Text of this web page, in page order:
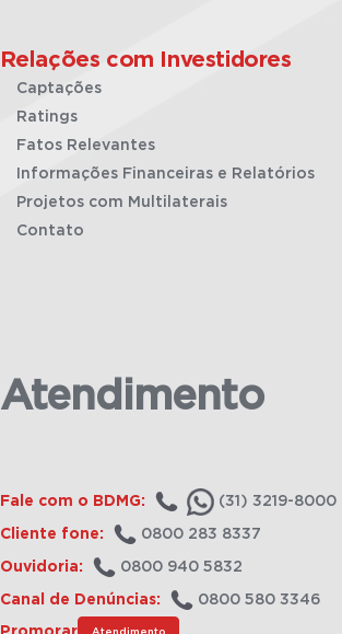
Relações com Investidores
Captações
Ratings
Fatos Relevantes
Informações Financeiras e Relatórios
Projetos com Multilaterais
Contato
Atendimento
Fale com o BDMG: (31) 3219-8000
Cliente fone: 0800 283 8337
Ouvidoria: 0800 940 5832
Canal de Denúncias: 0800 580 3346
Atendimento